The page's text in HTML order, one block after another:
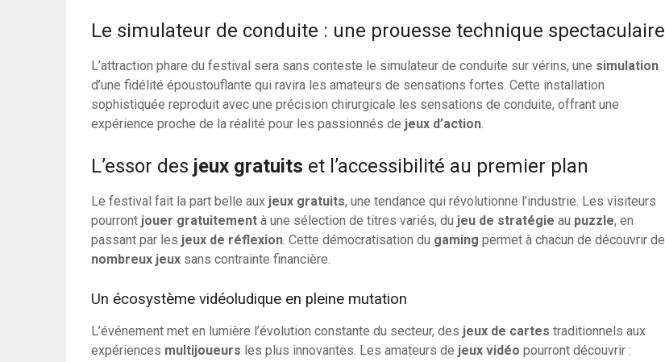
Le simulateur de conduite : une prouesse technique spectaculaire
L’attraction phare du festival sera sans conteste le simulateur de conduite sur vérins, une simulation
d’une fidélité époustouflante qui ravira les amateurs de sensations fortes. Cette installation
sophistiquée reproduit avec une précision chirurgicale les sensations de conduite, offrant une
expérience proche de la réalité pour les passionnés de jeux d’action.
L’essor des jeux gratuits et l’accessibilité au premier plan
Le festival fait la part belle aux jeux gratuits, une tendance qui révolutionne l’industrie. Les visiteurs
pourront jouer gratuitement à une sélection de titres variés, du jeu de stratégie au puzzle, en
passant par les jeux de réflexion. Cette démocratisation du gaming permet à chacun de découvrir de
nombreux jeux sans contrainte financière.
Un écosystème vidéoludique en pleine mutation
L’événement met en lumière l’évolution constante du secteur, des jeux de cartes traditionnels aux
expériences multijoueurs les plus innovantes. Les amateurs de jeux vidéo pourront découvrir :